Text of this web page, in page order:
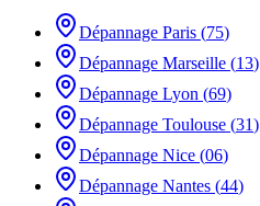
Dépannage Paris (75)
Dépannage Marseille (13)
Dépannage Lyon (69)
Dépannage Toulouse (31)
Dépannage Nice (06)
Dépannage Nantes (44)